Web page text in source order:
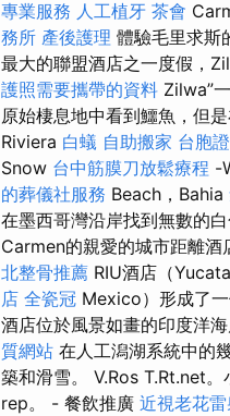
專業服務 人工植牙 茶會
務所 產後護理 體驗毛里求斯
最大的聯盟酒店之一度假，
護照需要攜帶的資料 Zilwa”
原始棲息地中看到鱷魚，但
Riviera 白蟻 自助搬家 台胞
Snow 台中筋膜刀放鬆療程 -
的葬儀社服務 Beach，Bahia
在墨西哥灣沿岸找到無數的
Carmen的親愛的城市距離
北整骨推薦 RIU酒店（
店 全瓷冠 Mexico）形成了
酒店位於風景如畫的印度洋
質網站 在人工潟湖系統中的
築和滑雪。 V.Ros T.Rt.net
rep。 - 餐飲推廣 近視老花